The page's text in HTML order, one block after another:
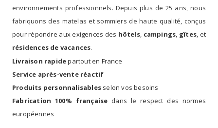
environnements professionnels. Depuis plus de 25 ans, nous
fabriquons des matelas et sommiers de haute qualité, conçus
pour répondre aux exigences des hôtels, campings, gîtes, et
résidences de vacances.
Livraison rapidepartout en France
Service après-vente réactif
Produits personnalisables selon vos besoins
Fabrication 100% française dans le respect des normes
européennes